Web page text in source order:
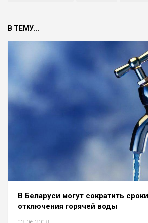
В ТЕМУ...
В Беларуси могут сократить
отключения горячей воды